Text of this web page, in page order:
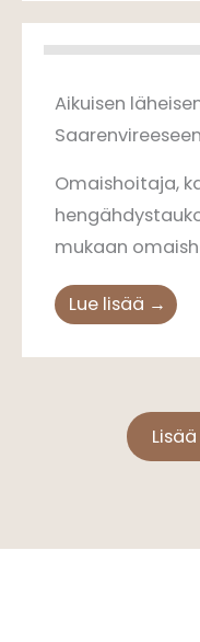
Aikuisen
Omaishoitaja,
mukaan
Lue lisää →